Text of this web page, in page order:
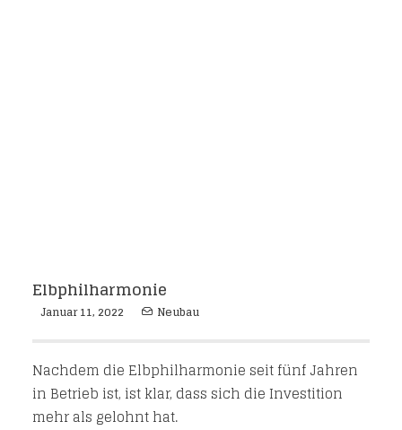
Elbphilharmonie
Januar 11, 2022 Neubau
Nachdem die Elbphilharmonie seit fünf Jahren
in Betrieb ist, ist klar, dass sich die Investition
mehr als gelohnt hat.